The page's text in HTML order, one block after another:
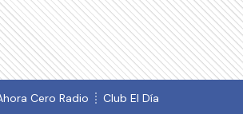
Cero Radio Club El Día